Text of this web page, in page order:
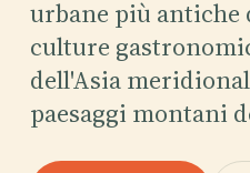
urbane più antiche
culture
dell'Asia
paesaggi montani